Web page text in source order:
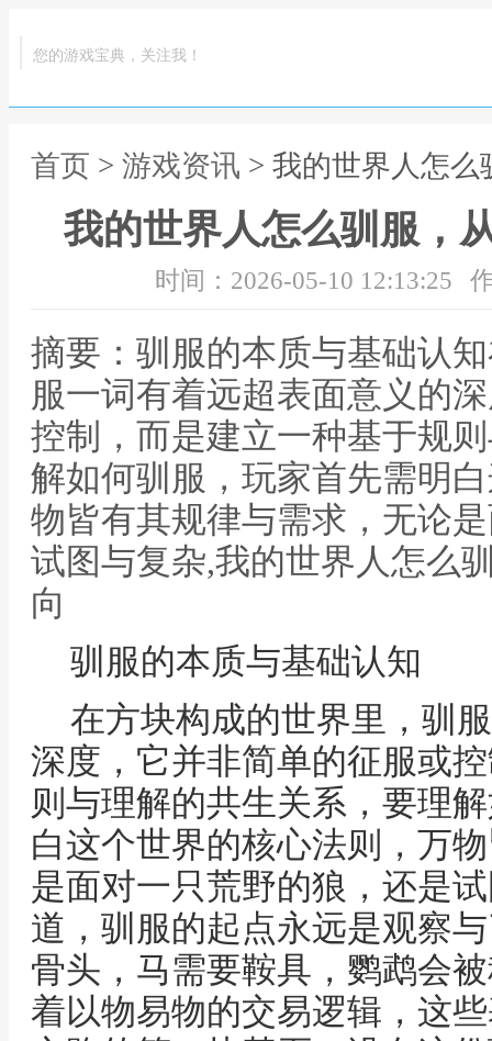
您的游戏宝典，关注我！
首页 > 游戏资讯 > 我的世界人怎
我的世界人怎么驯服，
时间：2026-05-10 12:13:25
摘要：驯服的本质与基础认
服一词有着远超表面意义的
控制，而是建立一种基于规
解如何驯服，玩家首先需明
物皆有其规律与需求，无论
试图与复杂,我的世界人怎么
向
驯服的本质与基础认知
在方块构成的世界里，驯
深度，它并非简单的征服或
则与理解的共生关系，要理
白这个世界的核心法则，万
是面对一只荒野的狼，还是
道，驯服的起点永远是观察
骨头，马需要鞍具，鹦鹉会
着以物易物的交易逻辑，这